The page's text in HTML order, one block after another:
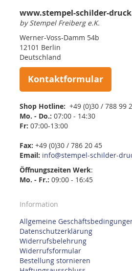
www.stempel-schilder-
by Stempel Freiberg e.K.
Werner-Voss-Damm 54b
12101 Berlin
Deutschland
Kontaktformular
Shop Hotline: +49 (0)30 / 788 99
Mo. - Do.: 07:00 - 14:30
Fr: 07:00-13:00
Fax: +49 (0)30 / 786 20 45
Email: info@stempel-schilder-
Öffnungszeiten Werk:
Mo. - Fr.: 09:00 - 16:45
Information
Allgemeine
Datenschutzerklärung
Widerrufsbelehrung
Widerrufsformular
Bestellung stornieren